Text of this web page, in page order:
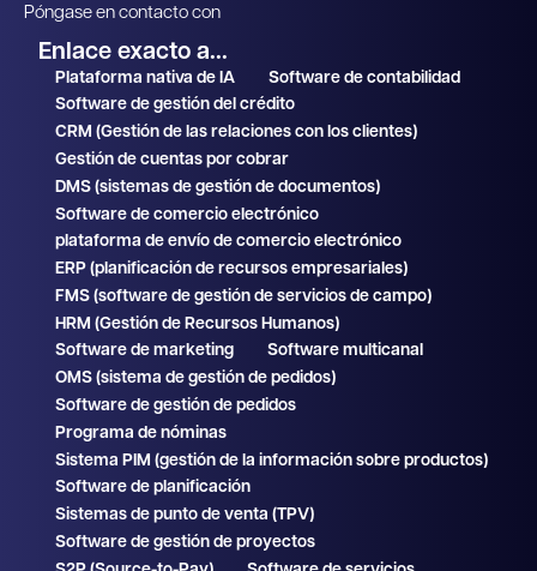
Póngase en contacto con
Enlace exacto a...
Plataforma nativa de IA
Software de contabilidad
Software de gestión del crédito
CRM (Gestión de las relaciones con los clientes)
Gestión de cuentas por cobrar
DMS (sistemas de gestión de documentos)
Software de comercio electrónico
plataforma de envío de comercio electrónico
ERP (planificación de recursos empresariales)
FMS (software de gestión de servicios de campo)
HRM (Gestión de Recursos Humanos)
Software de marketing
Software multicanal
OMS (sistema de gestión de pedidos)
Software de gestión de pedidos
Programa de nóminas
Sistema PIM (gestión de la información sobre productos)
Software de planificación
Sistemas de punto de venta (TPV)
Software de gestión de proyectos